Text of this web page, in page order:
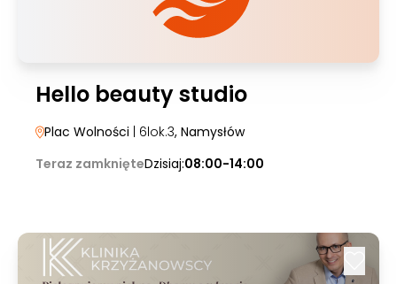
Hello beauty studio
Plac Wolności | 6lok.3, Namysłów
Teraz zamknięteDzisiaj:08:00-14:00